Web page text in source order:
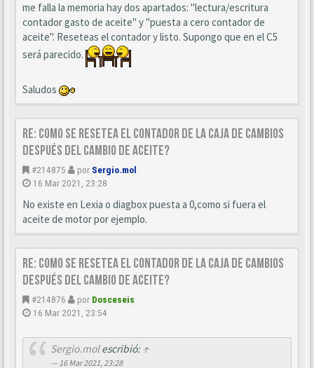
me falla la memoria hay dos apartados: "lectura/escritura
contador gasto de aceite" y "puesta a cero contador de
aceite". Reseteas el contador y listo. Supongo que en el C5
será parecido.
Saludos
Re: Como se resetea el contador de la caja de cambios
después del cambio de aceite?
#214875 por Sergio.mol
16 Mar 2021, 23:28
No existe en Lexia o diagbox puesta a 0,como si fuera el
aceite de motor por ejemplo.
Re: Como se resetea el contador de la caja de cambios
después del cambio de aceite?
#214876 por Dosceseis
16 Mar 2021, 23:54
Sergio.molescribió: ↑
16 Mar 2021, 23:28